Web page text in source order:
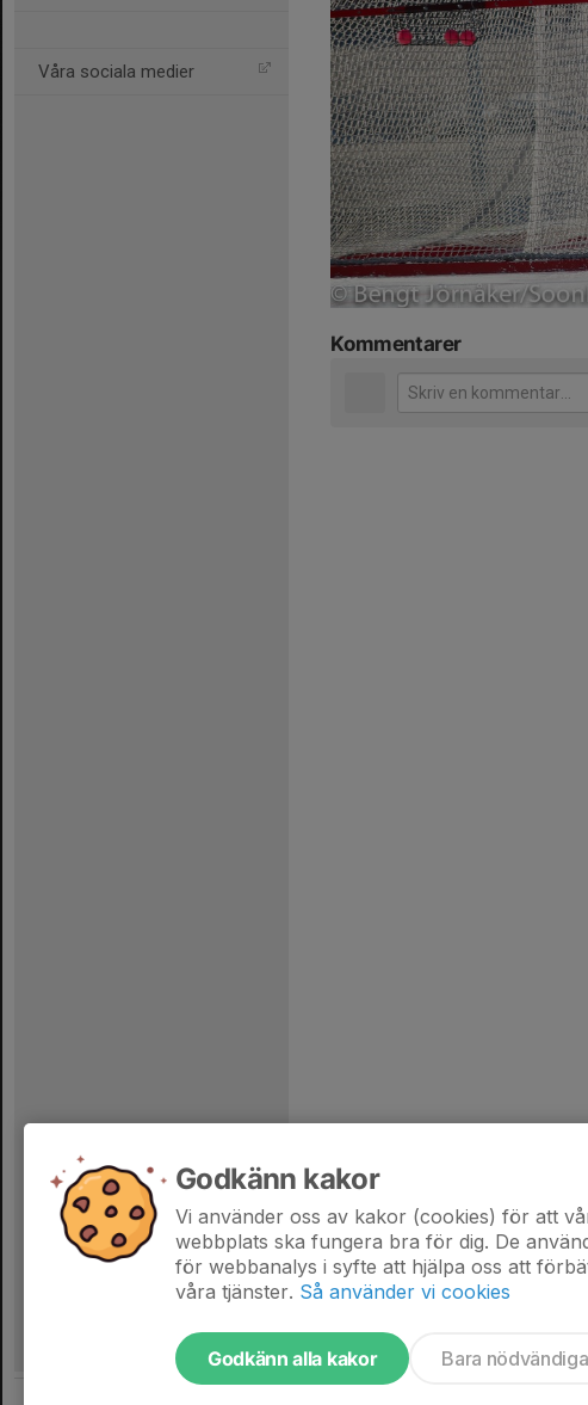
Våra sociala medier
Kommentarer
Godkänn kakor
Vi använder oss av kakor (cookies) för att
webbplats ska fungera bra för dig. De
för webbanalys i syfte att hjälpa oss att
våra tjänster. Så använder vi cookies
Godkänn alla kakor Bara nödvändiga